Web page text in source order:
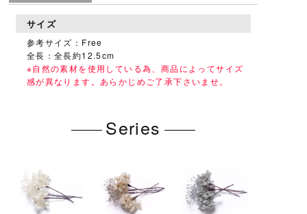
サイズ
参考サイズ：Free
全長：全長約12.5cm
※自然の素材を使用している為、商品によってサイズ
感が異なります。あらかじめご了承下さいませ。
Series